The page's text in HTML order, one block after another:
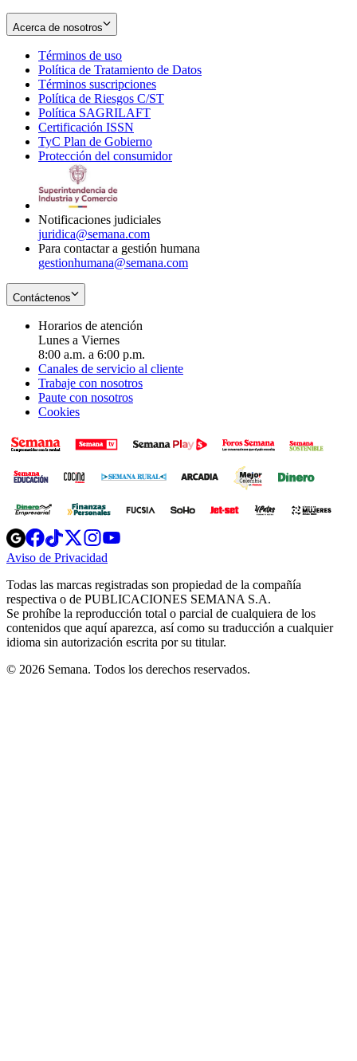
Acerca de nosotros
Términos de uso
in
new
window
Política de Tratamiento de Datos
Términos suscripciones
in
Política de Riesgos C/ST
Política SAGRILAFT
new
window
Certificación ISSN
in
new
TyC Plan de Gobierno
in
Protección del consumidorOpens
Notificaciones judiciales
juridica@semana.com
Para contactar a gestión humana
gestionhumana@semana.com
Contáctenos
Horarios de atención
Lunes a Viernes
8:00 a.m. a 6:00 p.m.
Canales de servicio al cliente
Trabaje con nosotros
Paute con nosotros
Cookies
Opens
in
new
Opens
in
new
Opens
in
new
window
Opens
new
windowwindow
Aviso de Privacidad
new
window
Todas las marcas registradas son propiedad de la compañía
respectiva o de PUBLICACIONES SEMANA S.A.
Se prohíbe la reproducción total o parcial de cualquiera de los
contenidos que aquí aparezca, así como su traducción a cualquier
idioma sin autorización escrita por su titular.
© 2026 Semana. Todos los derechos reservados.